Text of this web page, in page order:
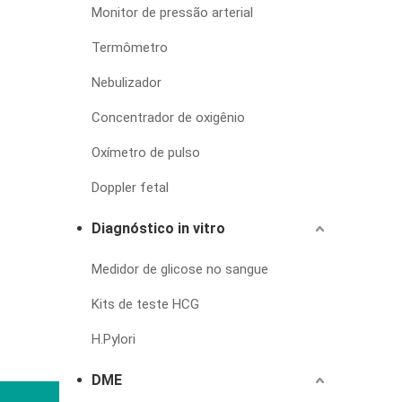
Monitor de pressão arterial
Termômetro
Nebulizador
Concentrador de oxigênio
Oxímetro de pulso
Doppler fetal
Diagnóstico in vitro
Medidor de glicose no sangue
Kits de teste HCG
H.Pylori
DME